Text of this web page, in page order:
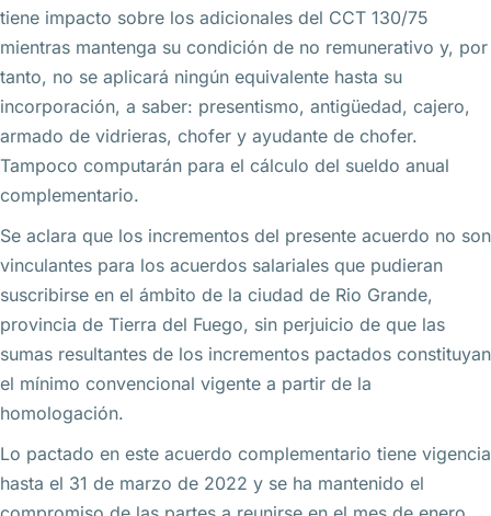
tiene impacto sobre los adicionales del CCT 130/75
mientras mantenga su condición de no remunerativo y, por
tanto, no se aplicará ningún equivalente hasta su
incorporación, a saber: presentismo, antigüedad, cajero,
armado de vidrieras, chofer y ayudante de chofer.
Tampoco computarán para el cálculo del sueldo anual
complementario.
Se aclara que los incrementos del presente acuerdo no son
vinculantes para los acuerdos salariales que pudieran
suscribirse en el ámbito de la ciudad de Rio Grande,
provincia de Tierra del Fuego, sin perjuicio de que las
sumas resultantes de los incrementos pactados constituyan
el mínimo convencional vigente a partir de la
homologación.
Lo pactado en este acuerdo complementario tiene vigencia
hasta el 31 de marzo de 2022 y se ha mantenido el